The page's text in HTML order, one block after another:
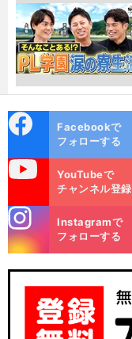
ok
Facebookで
フォローする
YouTubeで
チャンネル登録
m
Instagramで
フォローする